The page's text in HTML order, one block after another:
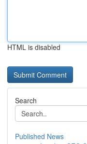
HTML is disabled
Search
Published News